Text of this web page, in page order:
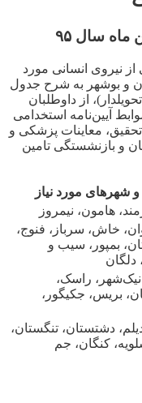
سال ۹۵
نیروی انسانی مورد
و بوشهر به شرح جدول
از داوطلبان
آیین‌نامه استخدامی
معاینات پزشکی و
و بازنشستگی تامین
شهر‌های مورد نیاز
هامون، نیمروز
خاش، سرباز، فنوج،
بمپور، سیب و
دلگان
نیک‌شهر، راسک،
بریس، جکیگور،
دشتستان، تنگستان،
کنگان، جم